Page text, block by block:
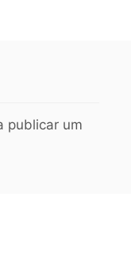
publicar um